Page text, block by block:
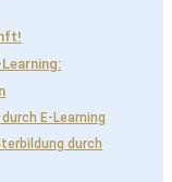
E-Learning
durch